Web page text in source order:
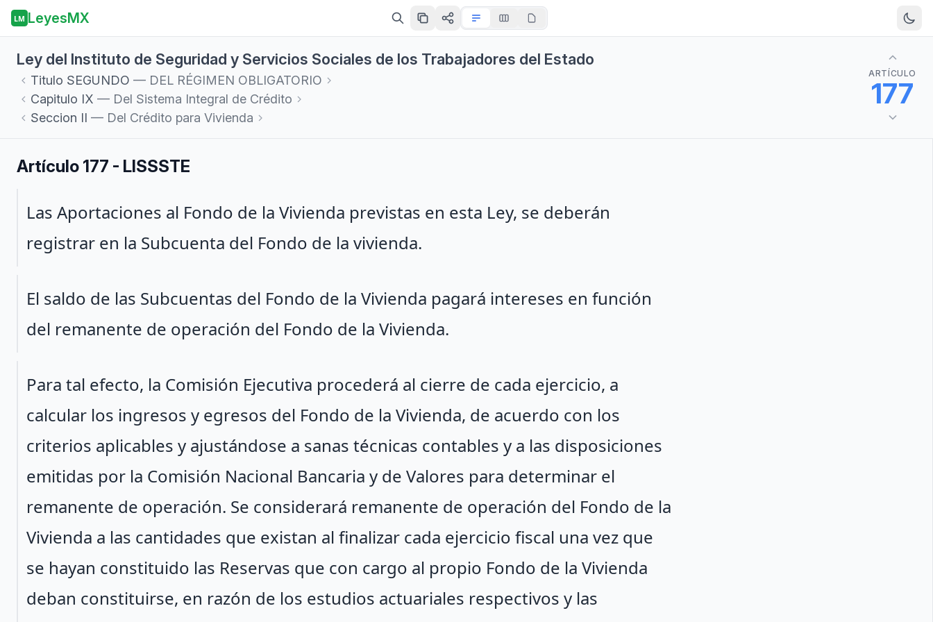
LM LeyesMX
Ley del Instituto de Seguridad y Servicios Sociales de los Trabajadores del Estado
Titulo SEGUNDO — DEL RÉGIMEN OBLIGATORIO
Capitulo IX — Del Sistema Integral de Crédito
Seccion II — Del Crédito para Vivienda
ARTÍCULO
177
Artículo 177 - LISSSTE
Párrafo 1
Las Aportaciones al Fondo de la Vivienda previstas en esta Ley, se deberán
registrar en la Subcuenta del Fondo de la vivienda.
Párrafo 2
El saldo de las Subcuentas del Fondo de la Vivienda pagará intereses en función
del remanente de operación del Fondo de la Vivienda.
Párrafo 3
Para tal efecto, la Comisión Ejecutiva procederá al cierre de cada ejercicio, a
calcular los ingresos y egresos del Fondo de la Vivienda, de acuerdo con los
criterios aplicables y ajustándose a sanas técnicas contables y a las disposiciones
emitidas por la Comisión Nacional Bancaria y de Valores para determinar el
remanente de operación. Se considerará remanente de operación del Fondo de la
Vivienda a las cantidades que existan al finalizar cada ejercicio fiscal una vez que
se hayan constituido las Reservas que con cargo al propio Fondo de la Vivienda
deban constituirse, en razón de los estudios actuariales respectivos y las